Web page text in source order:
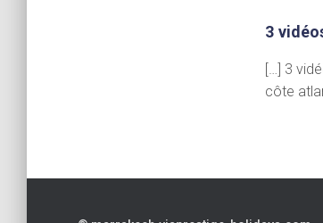
3
[…] 3
côte